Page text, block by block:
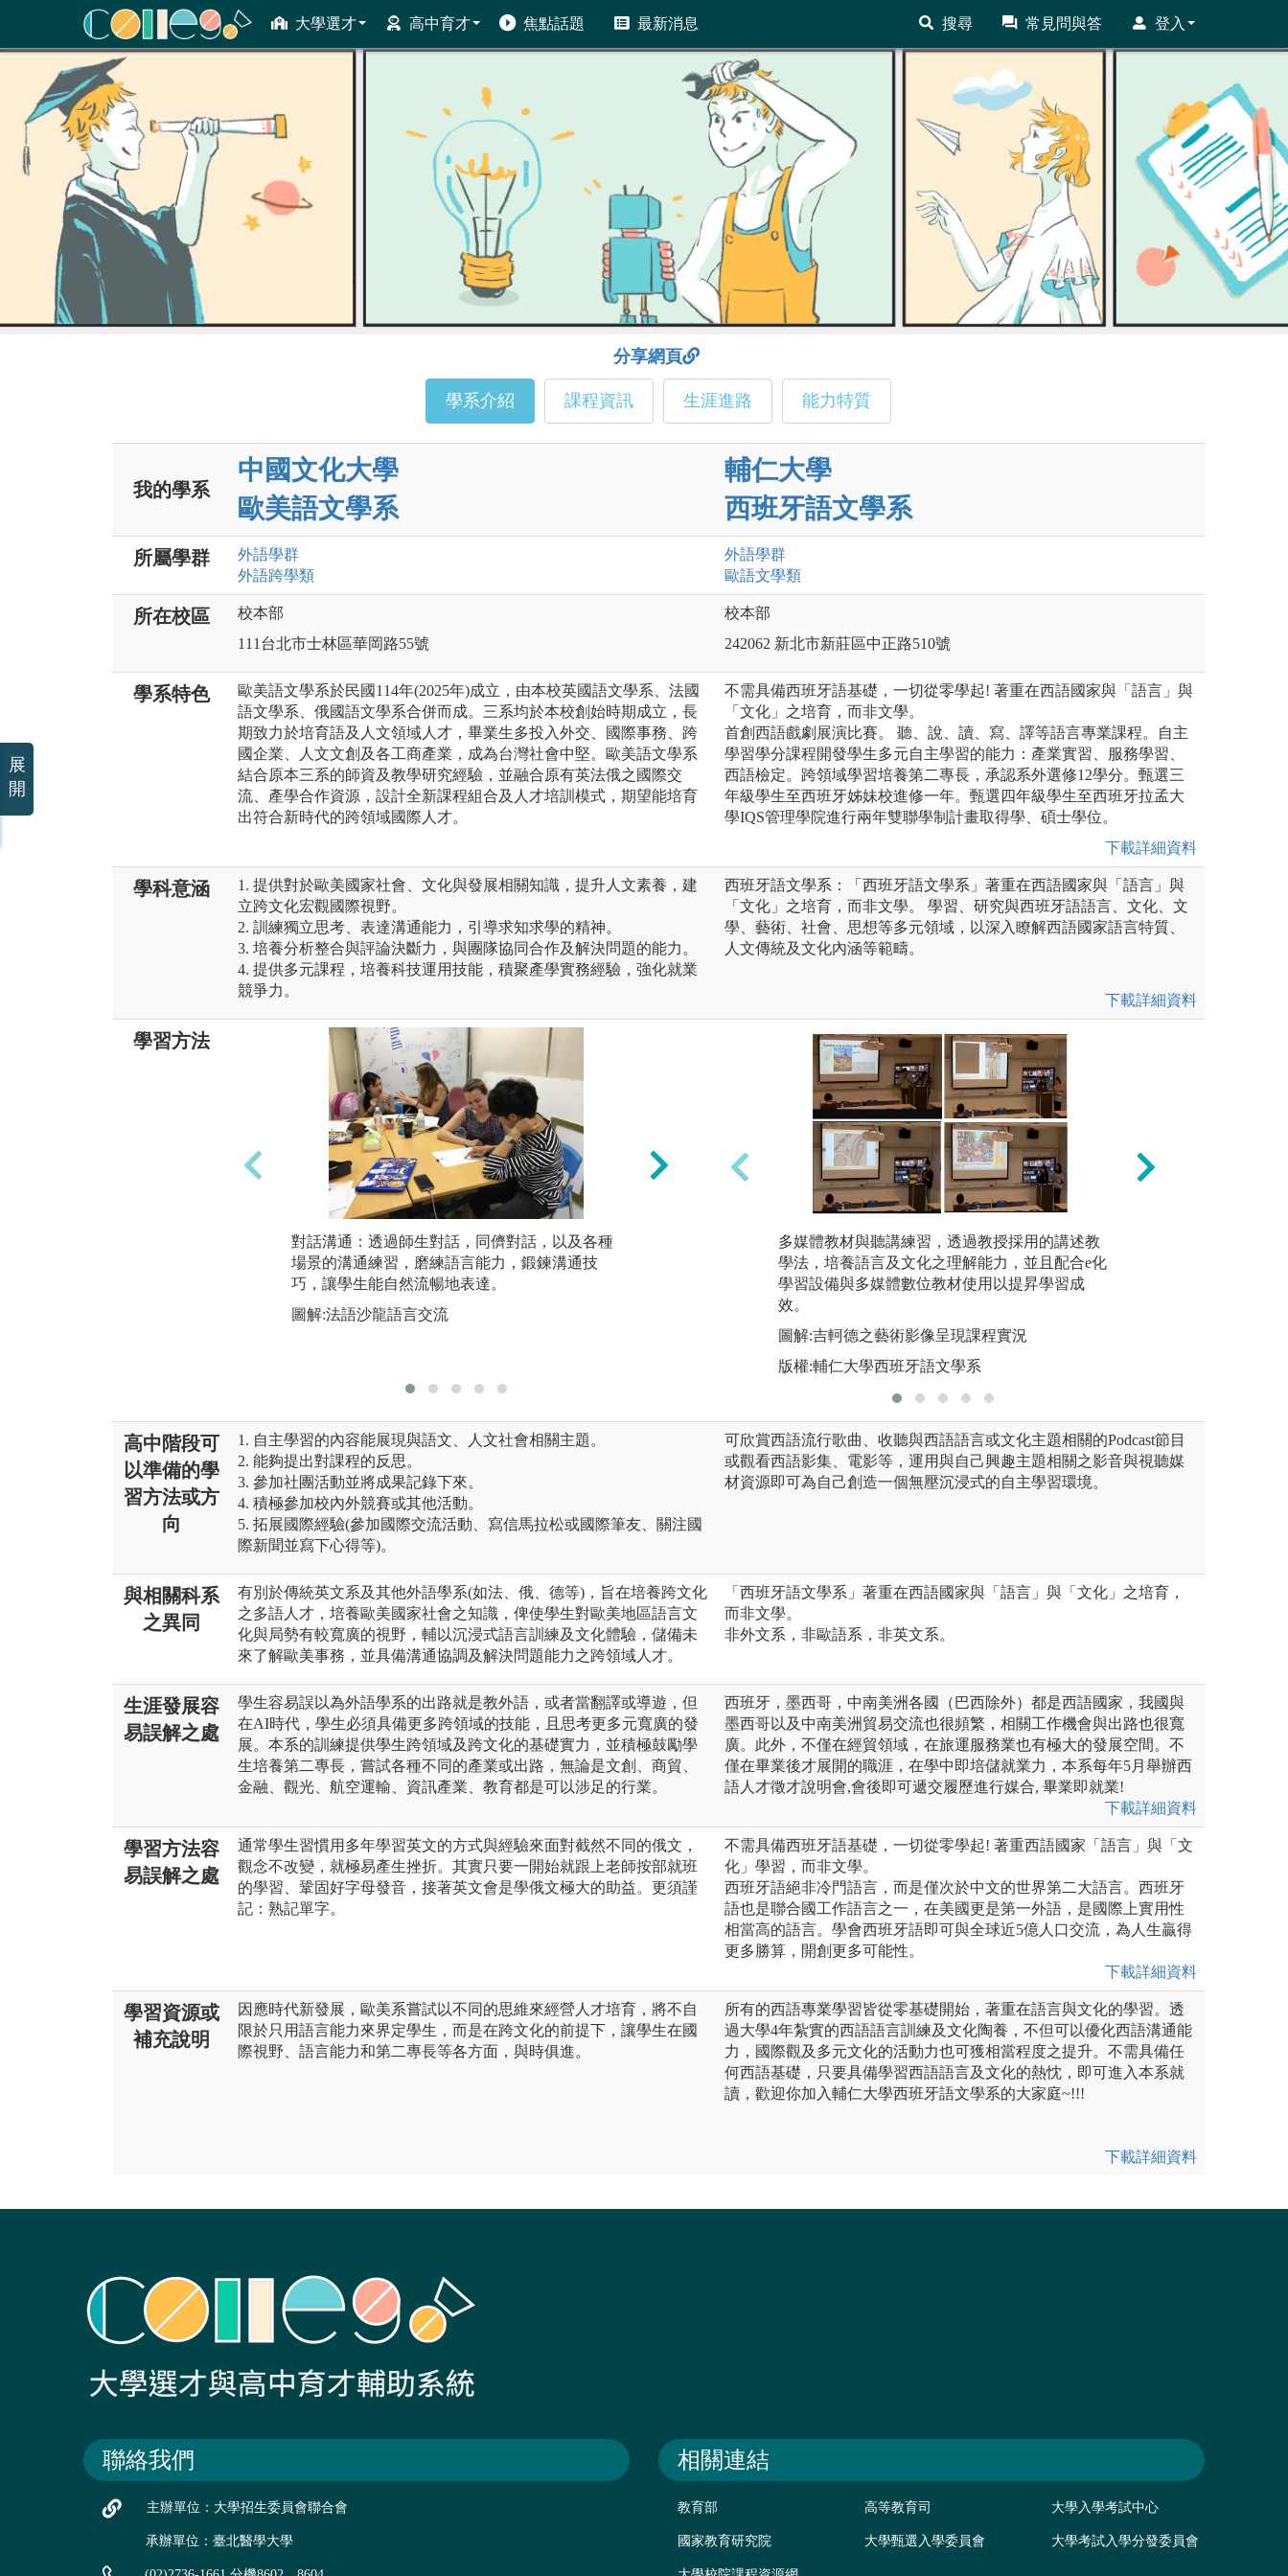
大學選才 高中育才 焦點話題 最新消息 搜尋 常見問與答 登入
ColleGo! 大學選才與高中育才輔助系統
分享網頁
學系介紹 課程資訊 生涯進路 能力特質
我的學系
中國文化大學
歐美語文學系
輔仁大學
西班牙語文學系
所屬學群 外語學群
外語跨學類
外語學群
歐語文學類
所在校區
校本部
111台北市士林區華岡路55號
校本部
242062 新北市新莊區中正路510號
學系特色
歐美語文學系於民國114年(2025年)成立，由本校英國語文學系、法國
語文學系、俄國語文學系合併而成。三系均於本校創始時期成立，長
期致力於培育語及人文領域人才，畢業生多投入外交、國際事務、跨
國企業、人文文創及各工商產業，成為台灣社會中堅。歐美語文學系
結合原本三系的師資及教學研究經驗，並融合原有英法俄之國際交
流、產學合作資源，設計全新課程組合及人才培訓模式，期望能培育
出符合新時代的跨領域國際人才。
不需具備西班牙語基礎，一切從零學起! 著重在西語國家與「語言」與
「文化」之培育，而非文學。
首創西語戲劇展演比賽。 聽、說、讀、寫、譯等語言專業課程。自主
學習學分課程開發學生多元自主學習的能力：產業實習、服務學習、
西語檢定。跨領域學習培養第二專長，承認系外選修12學分。甄選三
年級學生至西班牙姊妹校進修一年。甄選四年級學生至西班牙拉孟大
學IQS管理學院進行兩年雙聯學制計畫取得學、碩士學位。
下載詳細資料
學科意涵
1. 提供對於歐美國家社會、文化與發展相關知識，提升人文素養，建
立跨文化宏觀國際視野。
2. 訓練獨立思考、表達溝通能力，引導求知求學的精神。
3. 培養分析整合與評論決斷力，與團隊協同合作及解決問題的能力。
4. 提供多元課程，培養科技運用技能，積聚產學實務經驗，強化就業
競爭力。
西班牙語文學系：「西班牙語文學系」著重在西語國家與「語言」與
「文化」之培育，而非文學。 學習、研究與西班牙語語言、文化、文
學、藝術、社會、思想等多元領域，以深入瞭解西語國家語言特質、
人文傳統及文化內涵等範疇。
下載詳細資料
學習方法
對話溝通：透過師生對話，同儕對話，以及各種
場景的溝通練習，磨練語言能力，鍛鍊溝通技
巧，讓學生能自然流暢地表達。
圖解:法語沙龍語言交流
閱讀分析：透過短文的閱讀，一方面訓練語言及
閱讀能力，一方面吸收知識內涵，然後逐步加長
文本長度。隨著內容逐步深化，慢慢建立對歐美
國家社會的知識，以及對文學文化的分析理解能
圖解:文學欣賞及分析
多媒體教材與聽講練習，透過教授採用的講述教
學法，培養語言及文化之理解能力，並且配合e化
學習設備與多媒體數位教材使用以提昇學習成
效。
圖解:吉軻德之藝術影像呈現課程實況
版權:輔仁大學西班牙語文學系
高中階段可
以準備的學
習方法或方
向
1. 自主學習的內容能展現與語文、人文社會相關主題。
2. 能夠提出對課程的反思。
3. 參加社團活動並將成果記錄下來。
4. 積極參加校內外競賽或其他活動。
5. 拓展國際經驗(參加國際交流活動、寫信馬拉松或國際筆友、關注國
際新聞並寫下心得等)。
可欣賞西語流行歌曲、收聽與西語語言或文化主題相關的Podcast節目
或觀看西語影集、電影等，運用與自己興趣主題相關之影音與視聽媒
材資源即可為自己創造一個無壓沉浸式的自主學習環境。
與相關科系
之異同
有別於傳統英文系及其他外語學系(如法、俄、德等)，旨在培養跨文化
之多語人才，培養歐美國家社會之知識，俾使學生對歐美地區語言文
化與局勢有較寬廣的視野，輔以沉浸式語言訓練及文化體驗，儲備未
來了解歐美事務，並具備溝通協調及解決問題能力之跨領域人才。
「西班牙語文學系」著重在西語國家與「語言」與「文化」之培育，
而非文學。
非外文系，非歐語系，非英文系。
生涯發展容
易誤解之處
學生容易誤以為外語學系的出路就是教外語，或者當翻譯或導遊，但
在AI時代，學生必須具備更多跨領域的技能，且思考更多元寬廣的發
展。本系的訓練提供學生跨領域及跨文化的基礎實力，並積極鼓勵學
生培養第二專長，嘗試各種不同的產業或出路，無論是文創、商貿、
金融、觀光、航空運輸、資訊產業、教育都是可以涉足的行業。
西班牙，墨西哥，中南美洲各國（巴西除外）都是西語國家，我國與
墨西哥以及中南美洲貿易交流也很頻繁，相關工作機會與出路也很寬
廣。此外，不僅在經貿領域，在旅運服務業也有極大的發展空間。不
僅在畢業後才展開的職涯，在學中即培儲就業力，本系每年5月舉辦西
語人才徵才說明會,會後即可遞交履歷進行媒合, 畢業即就業!
下載詳細資料
學習方法容
易誤解之處
通常學生習慣用多年學習英文的方式與經驗來面對截然不同的俄文，
觀念不改變，就極易產生挫折。其實只要一開始就跟上老師按部就班
的學習、鞏固好字母發音，接著英文會是學俄文極大的助益。更須謹
記：熟記單字。
不需具備西班牙語基礎，一切從零學起! 著重西語國家「語言」與「文
化」學習，而非文學。
西班牙語絕非冷門語言，而是僅次於中文的世界第二大語言。西班牙
語也是聯合國工作語言之一，在美國更是第一外語，是國際上實用性
相當高的語言。學會西班牙語即可與全球近5億人口交流，為人生贏得
更多勝算，開創更多可能性。
下載詳細資料
學習資源或
補充說明
因應時代新發展，歐美系嘗試以不同的思維來經營人才培育，將不自
限於只用語言能力來界定學生，而是在跨文化的前提下，讓學生在國
際視野、語言能力和第二專長等各方面，與時俱進。
所有的西語專業學習皆從零基礎開始，著重在語言與文化的學習。透
過大學4年紮實的西語語言訓練及文化陶養，不但可以優化西語溝通能
力，國際觀及多元文化的活動力也可獲相當程度之提升。不需具備任
何西語基礎，只要具備學習西語語言及文化的熱忱，即可進入本系就
讀，歡迎你加入輔仁大學西班牙語文學系的大家庭~!!!
下載詳細資料
聯絡我們
主辦單位：大學招生委員會聯合會
承辦單位：臺北醫學大學
相關連結
教育部 高等教育司 大學入學考試中心
國家教育研究院 大學甄選入學委員會 大學考試入學分發委員會
展
開